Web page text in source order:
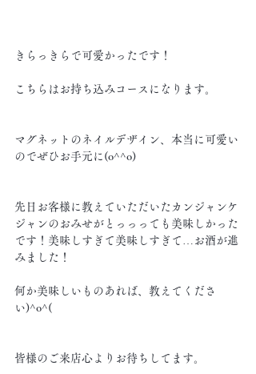
きらっきらで可愛かったです！
こちらはお持ち込みコースになります。
マグネットのネイルデザイン、本当に可愛い
のでぜひお手元に(o^^o)
先日お客様に教えていただいたカンジャンケ
ジャンのおみせがとっっっても美味しかった
です！美味しすぎて美味しすぎて…お酒が進
みました！
何か美味しいものあれば、教えてくださ
い)^o^(
皆様のご来店心よりお待ちしてます。